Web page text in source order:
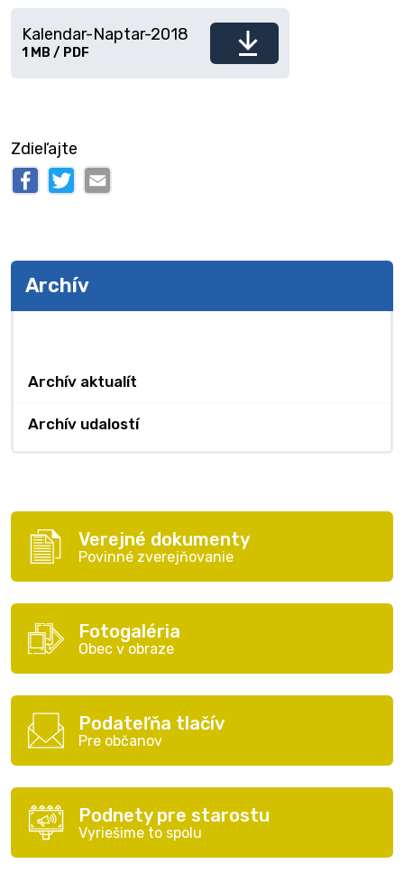
Kalendar-Naptar-2018
Veľkosť
typ
1 MB / PDF Stiahnuť
Zdieľajte
Archív
Archív aktualít
Archív udalostí
Verejné dokumenty
Povinné zverejňovanie
Fotogaléria
Obec v obraze
Podateľňa tlačív
Pre občanov
Podnety pre starostu
Vyriešime to spolu